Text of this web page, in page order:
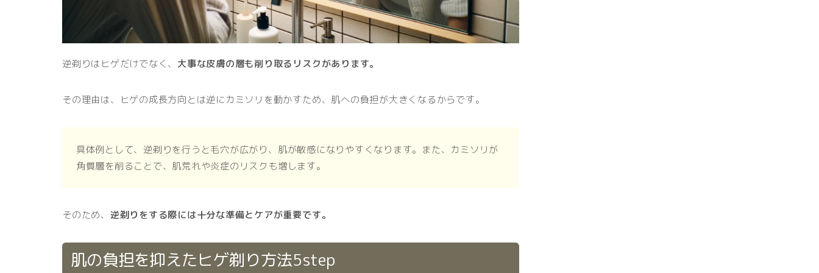
逆剃りはヒゲだけでなく、 大事な皮膚の層も削り取るリスクがあります。
その理由は、ヒゲの成長方向とは逆にカミソリを動かすため、肌への負担が大きくなるからです。
具体例として、逆剃りを行うと毛穴が広がり、肌が敏感になりやすくなります。また、カミソリが
角質層を削ることで、肌荒れや炎症のリスクも増します。
そのため、 逆剃りをする際には十分な準備とケアが重要です。
肌の負担を抑えたヒゲ剃り方法5step